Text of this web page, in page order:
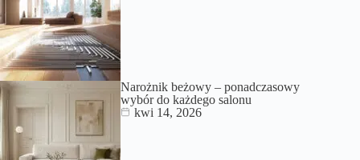
Narożnik beżowy – ponadczasowy
wybór do każdego salonu
kwi 14, 2026